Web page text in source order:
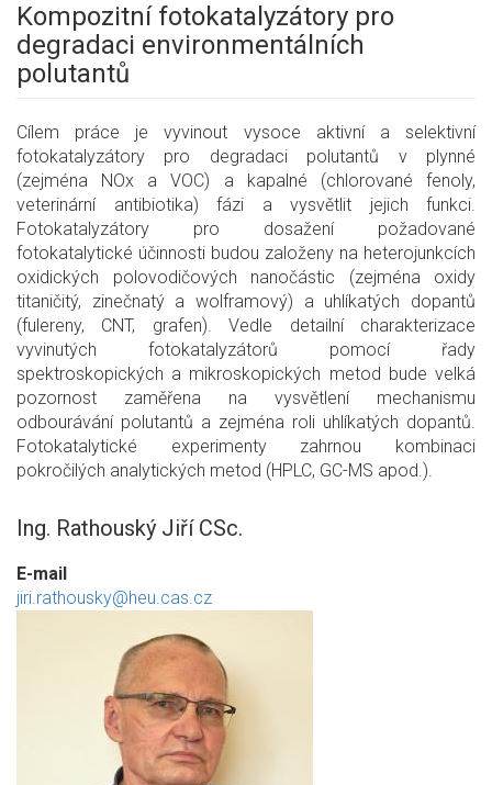
Kompozitní fotokatalyzátory pro
degradaci environmentálních
polutantů
Cílem práce je vyvinout vysoce aktivní a selektivní
fotokatalyzátory pro degradaci polutantů v plynné
(zejména NOx a VOC) a kapalné (chlorované fenoly,
veterinární antibiotika) fázi a vysvětlit jejich funkci.
Fotokatalyzátory pro dosažení požadované
fotokatalytické účinnosti budou založeny na heterojunkcích
oxidických polovodičových nanočástic (zejména oxidy
titaničitý, zinečnatý a wolframový) a uhlíkatých dopantů
(fulereny, CNT, grafen). Vedle detailní charakterizace
vyvinutých fotokatalyzátorů pomocí řady
spektroskopických a mikroskopických metod bude velká
pozornost zaměřena na vysvětlení mechanismu
odbourávání polutantů a zejména roli uhlíkatých dopantů.
Fotokatalytické experimenty zahrnou kombinaci
pokročilých analytických metod (HPLC, GC-MS apod.).
Ing. Rathouský Jiří CSc.
E-mail
jiri.rathousky@heu.cas.cz